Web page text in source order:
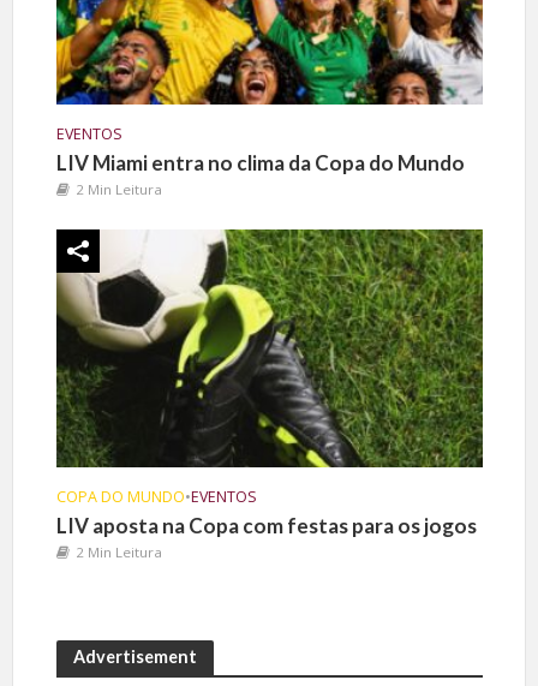
EVENTOS
LIV Miami entra no clima da Copa do Mundo
2 Min Leitura
COPA DO MUNDO•EVENTOS
LIV aposta na Copa com festas para os jogos
2 Min Leitura
Advertisement